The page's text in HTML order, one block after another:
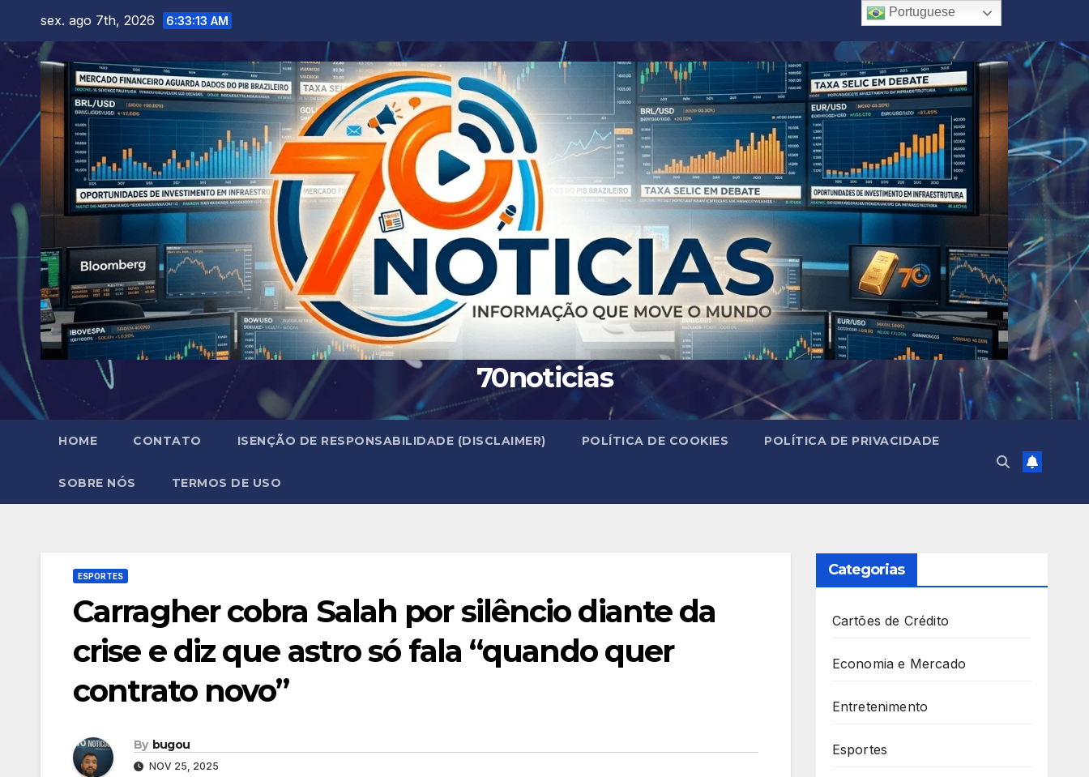
content
sex. ago 7th, 2026 6:33:14 AM
70noticias
HOME CONTATO ISENÇÃO DE RESPONSABILIDADE (DISCLAIMER) POLÍTICA DE COOKIES POLÍTICA DE PRIVACIDADE
SOBRE NÓS TERMOS DE USO
ESPORTES
Carragher cobra Salah por silêncio diante da
crise e diz que astro só fala “quando quer
contrato novo”
By bugou
NOV 25, 2025
Categorias
Cartões de Crédito
Economia e Mercado
Entretenimento
Esportes
Portuguese